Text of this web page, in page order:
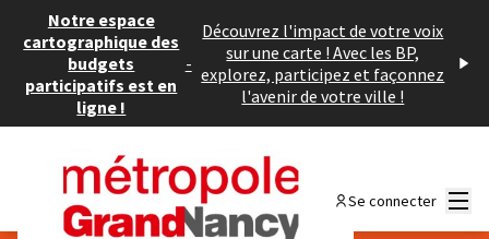
Notre espace
cartographique des
budgets
participatifs est en
ligne !
-
Découvrez l'impact de votre voix
sur une carte ! Avec les BP,
explorez, participez et façonnez
l'avenir de votre ville !
Se connecter